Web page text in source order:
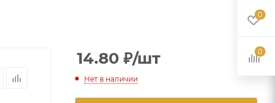
14.80 ₽/шт
Нет в наличии
0
0